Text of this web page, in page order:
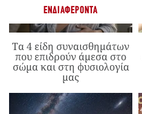
ΕΝΔΙΑΦΈΡΟΝΤΑ
Τα 4 είδη συναισθημάτων
που επιδρούν άμεσα στο
σώμα και στη φυσιολογία
μας